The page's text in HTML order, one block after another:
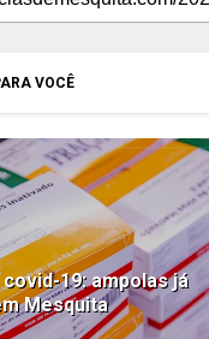
VOCÊ
19: ampolas já
Mesquita